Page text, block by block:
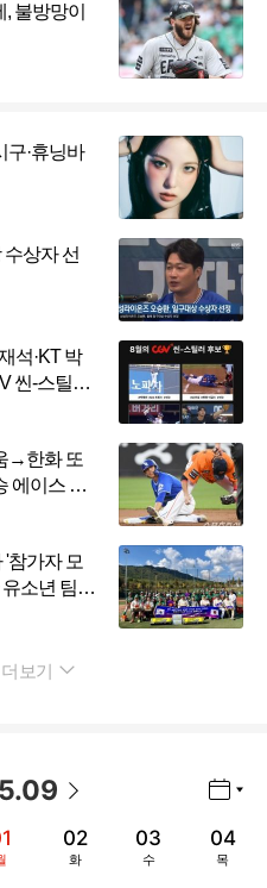
불방망이
구·휴닝바
상자 선
석·KT 박
씬-스틸러
→한화 또
에이스 부
참가자 모
소년 팀과
보기
.09
02
화
03
수
04
목